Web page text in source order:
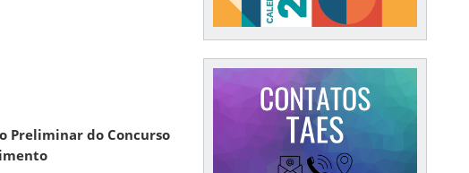
Preliminar do Concurso